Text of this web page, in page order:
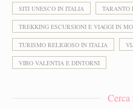
SITI UNESCO IN ITALIA TARANTO
TREKKING ESCURSIONI E VIAGGI IN
TURISMO RELIGIOSO IN ITALIA
VIBO VALENTIA E DINTORNI